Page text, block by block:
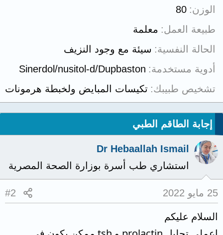
الوزن 80
طبيعة العمل
معلمة
الحالة النفسية سيئة مع وجود النزيف
أدوية مستخدمة Sinerdol/nusitol-d/Dupbaston
تشخيص طبيبك تكيسات المبايض ولخبطة هرمونات
إجابة الطاقم الطبي
Dr Hebaallah Ismail
استشاري طب أسرة بوزارة الصحة المصرية
25 مايو 2022 #2
السلام عليكم